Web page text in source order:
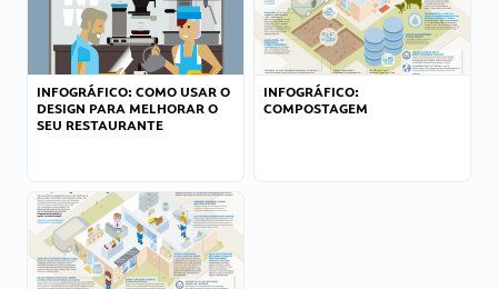
INFOGRÁFICO: COMO USAR O
DESIGN PARA MELHORAR O
SEU RESTAURANTE
INFOGRÁFICO:
COMPOSTAGEM